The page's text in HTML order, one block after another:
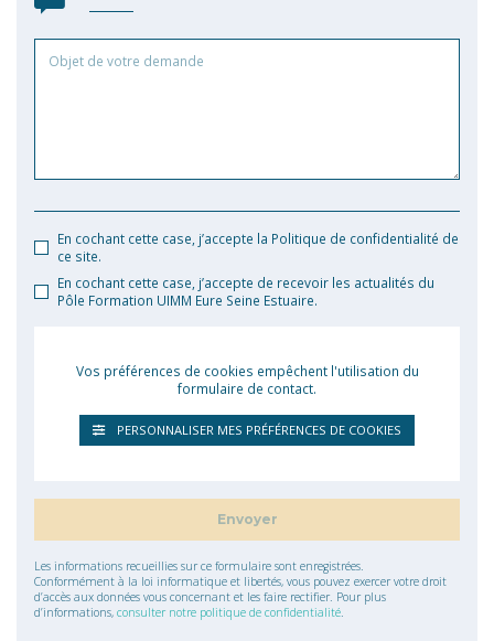
de
En cochant cette case, j’accepte la Politique de confidentialité de
ce site.
En cochant cette case, j’accepte de recevoir les actualités du
Pôle Formation UIMM Eure Seine Estuaire.
Vos préférences de cookies empêchent l'utilisation du
formulaire de contact.
PERSONNALISER MES PRÉFÉRENCES DE COOKIES
Les informations recueillies sur ce formulaire sont enregistrées.
Conformément à la loi informatique et libertés, vous pouvez exercer votre droit
d’accès aux données vous concernant et les faire rectifier. Pour plus
d’informations, consulter notre politique de confidentialité.